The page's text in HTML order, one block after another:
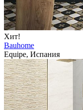
Хит!
Bauhome
Equipe, Испания